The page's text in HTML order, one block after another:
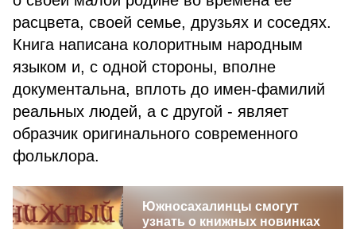
расцвета, своей семье, друзьях и соседях.
Книга написана колоритным народным
языком и, с одной стороны, вполне
документальна, вплоть до имен-фамилий
реальных людей, а с другой - являет
образчик оригинального современного
фольклора.
Южносахалинцы смогут
узнать о книжных новинках